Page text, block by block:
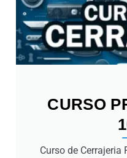
CURSO
Curso de